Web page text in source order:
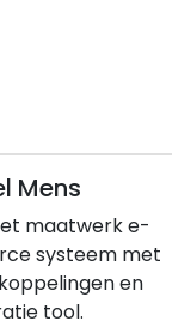
Mens
maatwerk e-
systeem met
en
tool.